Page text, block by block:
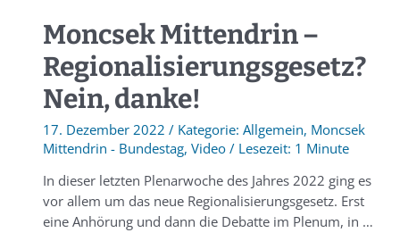
Moncsek Mittendrin –
Regionalisierungsgesetz?
Nein, danke!
17. Dezember 2022 / Allgemein, Moncsek
Mittendrin - Bundestag, Video/
1 Minute
In dieser letzten Plenarwoche des Jahres 2022 ging es
vor allem um das neue Regionalisierungsgesetz. Erst
eine Anhörung und dann die Debatte im Plenum, in …